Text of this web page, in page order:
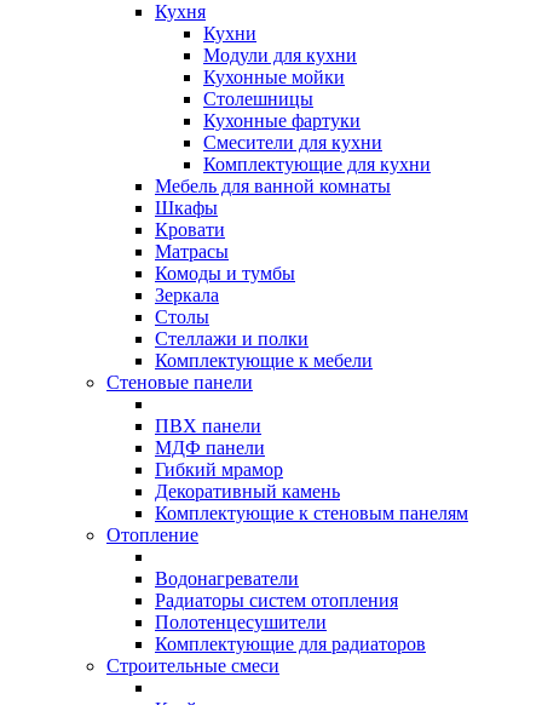
Кухня
Кухни
Модули для кухни
Кухонные мойки
Столешницы
Кухонные фартуки
Смесители для кухни
Комплектующие для кухни
Мебель для ванной комнаты
Шкафы
Кровати
Матрасы
Комоды и тумбы
Зеркала
Столы
Стеллажи и полки
Комплектующие к мебели
Стеновые панели
ПВХ панели
МДФ панели
Гибкий мрамор
Декоративный камень
Комплектующие к стеновым панелям
Отопление
Водонагреватели
Радиаторы систем отопления
Полотенцесушители
Комплектующие для радиаторов
Строительные смеси